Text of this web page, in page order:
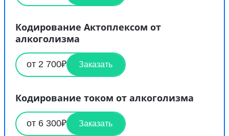
Кодирование Актоплексом от
алкоголизма
от 2 700₽ Заказать
Кодирование током от алкоголизма
от 6 300₽ Заказать